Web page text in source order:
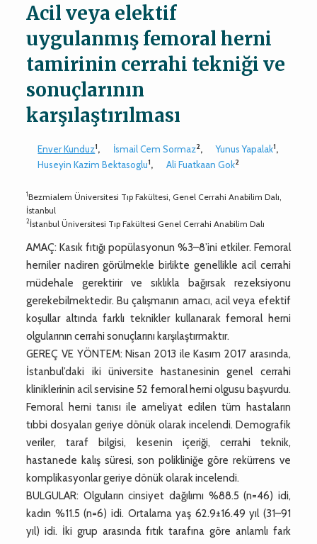
Acil veya elektif
uygulanmış femoral herni
tamirinin cerrahi tekniği ve
sonuçlarının
karşılaştırılması
Enver Kunduz1, İsmail Cem Sormaz2, Yunus Yapalak1,
Huseyin Kazim Bektasoglu1, Ali Fuatkaan Gok2
1Bezmialem Üniversitesi Tıp Fakültesi, Genel Cerrahi Anabilim Dalı,
İstanbul
2İstanbul Üniversitesi Tıp Fakültesi Genel Cerrahi Anabilim Dalı
AMAÇ: Kasık fıtığı popülasyonun %3–8’ini etkiler. Femoral
herniler nadiren görülmekle birlikte genellikle acil cerrahi
müdehale gerektirir ve sıklıkla bağırsak rezeksiyonu
gerekebilmektedir. Bu çalışmanın amacı, acil veya efektif
koşullar altında farklı teknikler kullanarak femoral herni
olgularının cerrahi sonuçlarını karşılaştırmaktır.
GEREÇ VE YÖNTEM: Nisan 2013 ile Kasım 2017 arasında,
İstanbul’daki iki üniversite hastanesinin genel cerrahi
kliniklerinin acil servisine 52 femoral herni olgusu başvurdu.
Femoral herni tanısı ile ameliyat edilen tüm hastaların
tıbbi dosyaları geriye dönük olarak incelendi. Demografik
veriler, taraf bilgisi, kesenin içeriği, cerrahi teknik,
hastanede kalış süresi, son polikliniğe göre rekürrens ve
komplikasyonlar geriye dönük olarak incelendi.
BULGULAR: Olguların cinsiyet dağılımı %88.5 (n=46) idi,
kadın %11.5 (n=6) idi. Ortalama yaş 62.9±16.49 yıl (31–91
yıl) idi. İki grup arasında fıtık tarafına göre anlamlı fark